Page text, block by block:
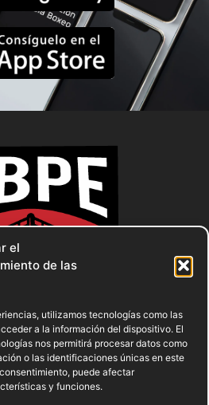
el
de las
utilizamos tecnologías como las
a la información del dispositivo. El
nos permitirá procesar datos como
o las identificaciones únicas en este
puede afectar
y funciones.
POLÍTICA DE PRIVACIDAD